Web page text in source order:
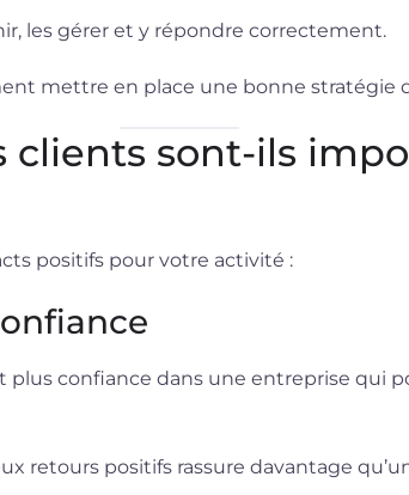
les gérer et y répondre correctement.
mettre en place une bonne stratégie
clients sont-ils
positifs pour votre activité :
confiance dans une entreprise qui
retours positifs rassure davantage